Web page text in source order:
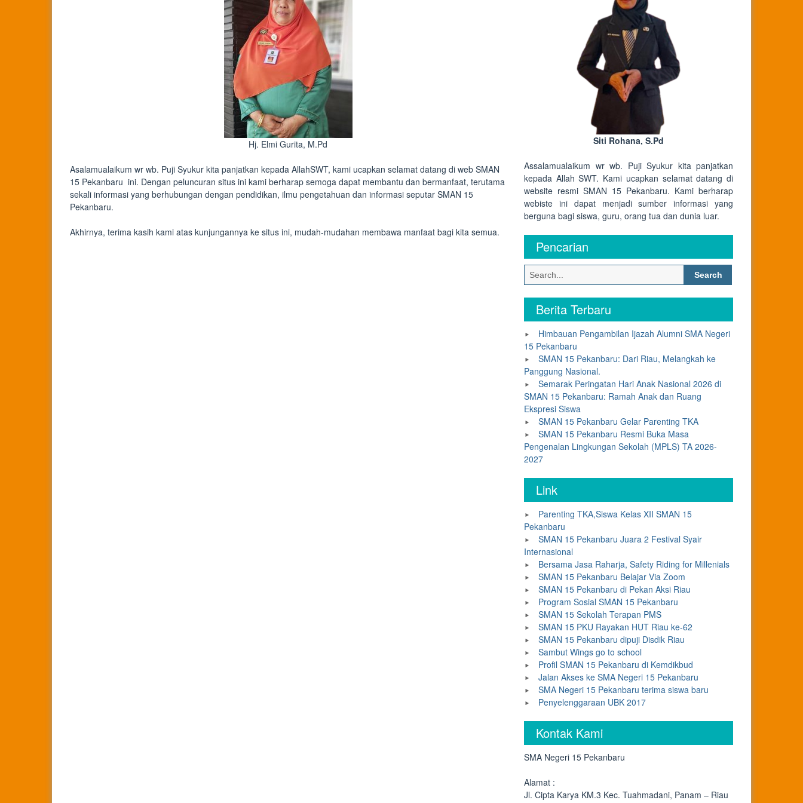
Hj. Elmi Gurita, M.Pd
Asalamualaikum wr wb. Puji Syukur kita panjatkan kepada AllahSWT, kami ucapkan selamat datang di web SMAN
15 Pekanbaru ini. Dengan peluncuran situs ini kami berharap semoga dapat membantu dan bermanfaat, terutama
sekali informasi yang berhubungan dengan pendidikan, ilmu pengetahuan dan informasi seputar SMAN 15
Pekanbaru.
Akhirnya, terima kasih kami atas kunjungannya ke situs ini, mudah-mudahan membawa manfaat bagi kita semua.
Siti Rohana, S.Pd
Assalamualaikum wr wb. Puji Syukur kita panjatkan
kepada Allah SWT. Kami ucapkan selamat datang di
website resmi SMAN 15 Pekanbaru. Kami berharap
webiste ini dapat menjadi sumber informasi yang
berguna bagi siswa, guru, orang tua dan dunia luar.
Pencarian
Search
for:
Berita Terbaru
Himbauan Pengambilan Ijazah Alumni SMA Negeri
15 Pekanbaru
SMAN 15 Pekanbaru: Dari Riau, Melangkah ke
Panggung Nasional.
Semarak Peringatan Hari Anak Nasional 2026 di
SMAN 15 Pekanbaru: Ramah Anak dan Ruang
Ekspresi Siswa
SMAN 15 Pekanbaru Gelar Parenting TKA
SMAN 15 Pekanbaru Resmi Buka Masa
Pengenalan Lingkungan Sekolah (MPLS) TA 2026-
2027
Link
Parenting TKA,Siswa Kelas XII SMAN 15
Pekanbaru
SMAN 15 Pekanbaru Juara 2 Festival Syair
Internasional
Bersama Jasa Raharja, Safety Riding for Millenials
SMAN 15 Pekanbaru Belajar Via Zoom
SMAN 15 Pekanbaru di Pekan Aksi Riau
Program Sosial SMAN 15 Pekanbaru
SMAN 15 Sekolah Terapan PMS
SMAN 15 PKU Rayakan HUT Riau ke-62
SMAN 15 Pekanbaru dipuji Disdik Riau
Sambut Wings go to school
Profil SMAN 15 Pekanbaru di Kemdikbud
Jalan Akses ke SMA Negeri 15 Pekanbaru
SMA Negeri 15 Pekanbaru terima siswa baru
Penyelenggaraan UBK 2017
Kontak Kami
SMA Negeri 15 Pekanbaru
Alamat :
Jl. Cipta Karya KM.3 Kec. Tuahmadani, Panam – Riau